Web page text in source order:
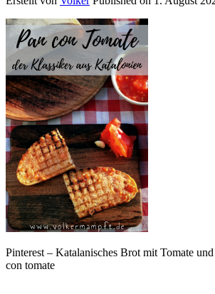
Pinterest – Katalanisches Brot mit Tomate
con tomate